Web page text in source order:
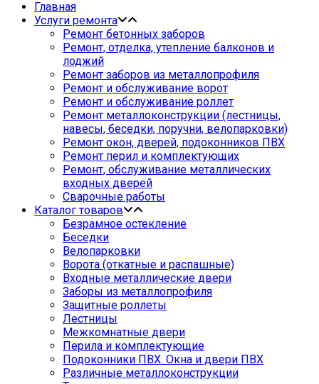
Главная
Услуги ремонта
Ремонт бетонных заборов
Ремонт, отделка, утепление балконов и
лоджий
Ремонт заборов из металлопрофиля
Ремонт и обслуживание ворот
Ремонт и обслуживание роллет
Ремонт металлоконструкции (лестницы,
навесы, беседки, поручни, велопарковки)
Ремонт окон, дверей, подоконников ПВХ
Ремонт перил и комплектующих
Ремонт, обслуживание металлических
входных дверей
Сварочные работы
Каталог товаров
Безрамное остекление
Беседки
Велопарковки
Ворота (откатные и распашные)
Входные металлические двери
Заборы из металлопрофиля
Защитные роллеты
Лестницы
Межкомнатные двери
Перила и комплектующие
Подоконники ПВХ. Окна и двери ПВХ
Различные металлоконструкции